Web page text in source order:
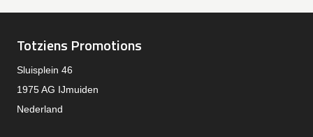
Totziens Promotions
Sluisplein 46
1975 AG IJmuiden
Nederland